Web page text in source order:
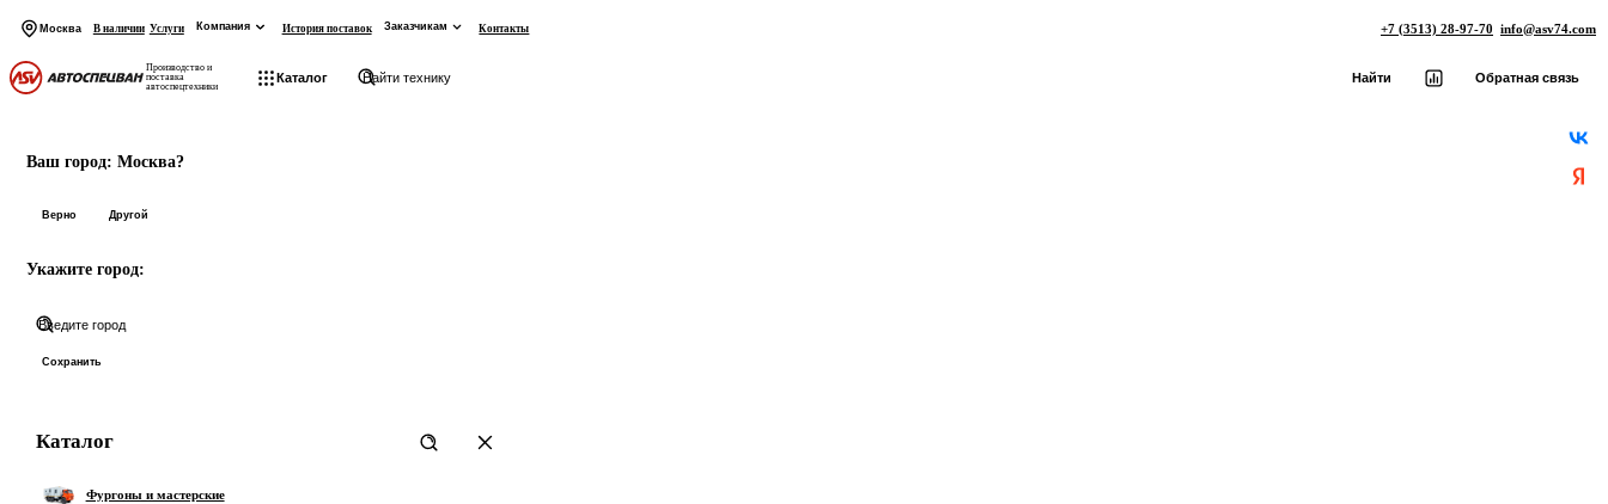
Москва В наличии Услуги Компания История поставок Заказчикам Контакты +7 (3513) 28-97-70 info@asv74.com
Производство и
поставка
автоспецтехники
Каталог Найти Обратная связь
Ваш город: Москва?
Верно Другой
Укажите город:
Сохранить
Каталог
Фургоны и мастерские